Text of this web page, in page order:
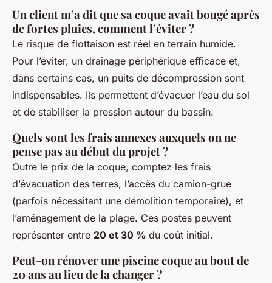
Un client m’a dit que sa coque avait bougé après
de fortes pluies, comment l’éviter ?
Le risque de flottaison est réel en terrain humide.
Pour l’éviter, un drainage périphérique efficace et,
dans certains cas, un puits de décompression sont
indispensables. Ils permettent d’évacuer l’eau du sol
et de stabiliser la pression autour du bassin.
Quels sont les frais annexes auxquels on ne
pense pas au début du projet ?
Outre le prix de la coque, comptez les frais
d’évacuation des terres, l’accès du camion-grue
(parfois nécessitant une démolition temporaire), et
l’aménagement de la plage. Ces postes peuvent
représenter entre 20 et 30 % du coût initial.
Peut-on rénover une piscine coque au bout de
20 ans au lieu de la changer ?